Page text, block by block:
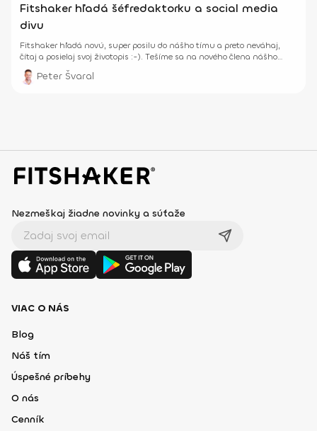
Fitshaker hľadá šéfredaktorku a social media
divu
Fitshaker hľadá novú, super posilu do nášho tímu a preto neváhaj,
čítaj a posielaj svoj životopis :-). Tešíme sa na nového člena nášho
veselého tímu!
Peter Švaral
Nezmeškaj žiadne novinky a súťaže
VIAC O NÁS
Blog
Náš tím
Úspešné príbehy
O nás
Cenník